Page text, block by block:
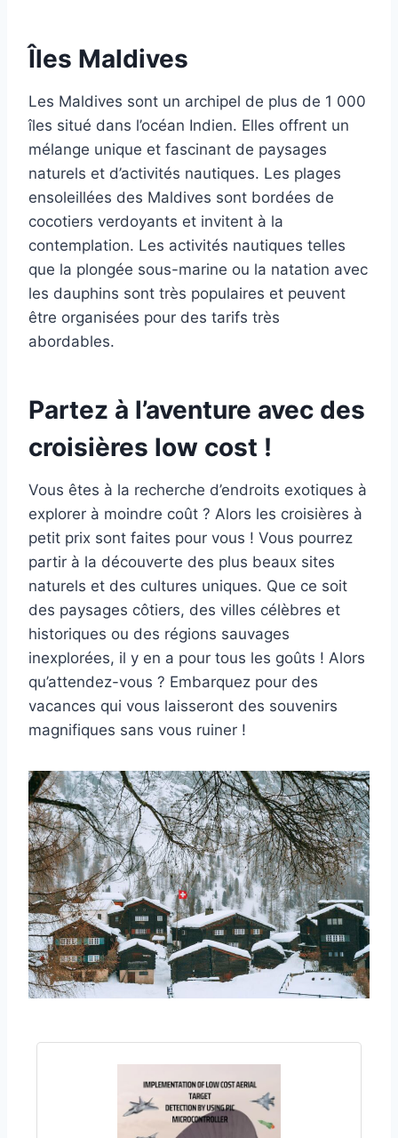
Îles Maldives
Les Maldives sont un archipel de plus de 1 000
îles situé dans l’océan Indien. Elles offrent un
mélange unique et fascinant de paysages
naturels et d’activités nautiques. Les plages
ensoleillées des Maldives sont bordées de
cocotiers verdoyants et invitent à la
contemplation. Les activités nautiques telles
que la plongée sous-marine ou la natation avec
les dauphins sont très populaires et peuvent
être organisées pour des tarifs très
abordables.
Partez à l’aventure avec des
croisières low cost !
Vous êtes à la recherche d’endroits exotiques à
explorer à moindre coût ? Alors les croisières à
petit prix sont faites pour vous ! Vous pourrez
partir à la découverte des plus beaux sites
naturels et des cultures uniques. Que ce soit
des paysages côtiers, des villes célèbres et
historiques ou des régions sauvages
inexplorées, il y en a pour tous les goûts ! Alors
qu’attendez-vous ? Embarquez pour des
vacances qui vous laisseront des souvenirs
magnifiques sans vous ruiner !